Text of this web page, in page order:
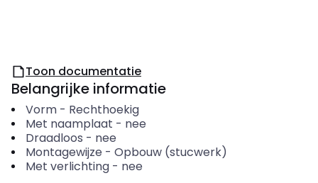
Toon documentatie
Belangrijke informatie
Vorm- Rechthoekig
Met naamplaat - nee
Draadloos - nee
Montagewijze - Opbouw (stucwerk)
Met verlichting- nee